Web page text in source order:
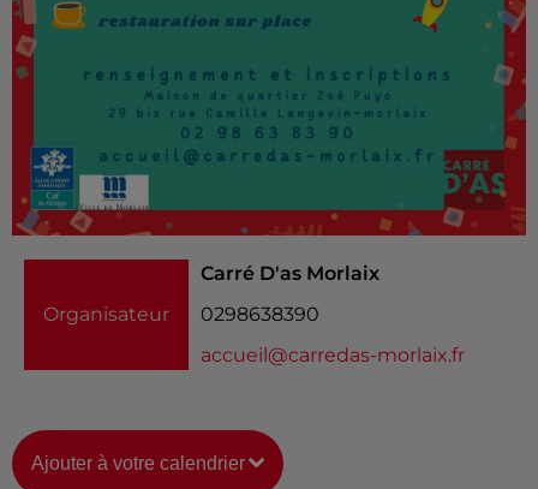
Organisateur
Carré D'as Morlaix
0298638390
accueil@carredas-morlaix.fr
Ajouter à votre calendrier